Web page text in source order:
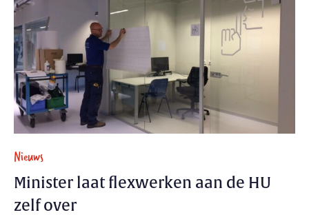
Nieuws
Minister laat flexwerken aan de HU
zelf over